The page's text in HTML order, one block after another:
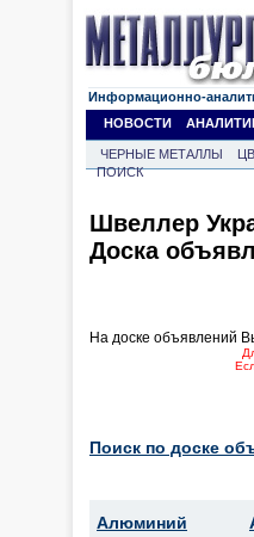
Информационно-
НОВОСТИ
ЧЕРНЫЕ МЕТАЛЛЫ
ПОИСК
Швеллер
Доска
На доске объявлений
Поиск по доске
Алюминий